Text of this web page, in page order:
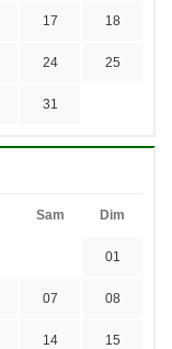
17 18
24 25
31
Sam Dim
01
07 08
14 15